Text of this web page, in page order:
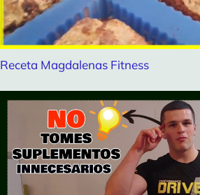
Receta Magdalenas Fitness